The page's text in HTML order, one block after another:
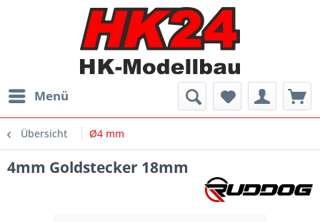
Menü
Übersicht Ø4 mm
4mm Goldstecker 18mm